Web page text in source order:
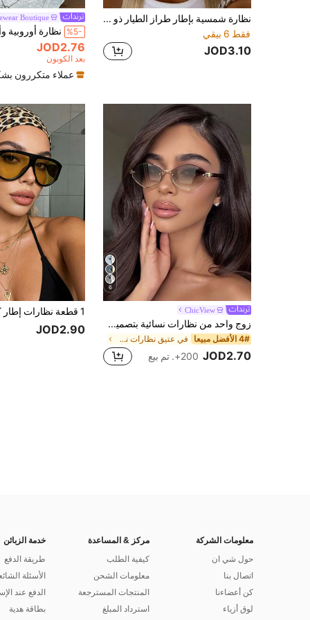
نظارة شمسية بإطار طراز الطيار ذو جسر واحد كبير الحجم، نظارات كاتي ريترو للجنسين للصيف والشاطئ والارتداء اليومي، بلون السلحفاة
فقط 6 بيقي
JOD3.10
Boutique
%5-
JOD2.76
بعد الكوبون
عملاء متكررون
6
ChicView
زوج واحد من نظارات نسائية بتصميم معين متدرج اللون الشاي، موضة للشاطئ والعطلات، أسلوب الشارع، مهرجان الموسيقى
4# الأفضل مبيعا في عتيق نظارات نسائية وإكسسوارات النظارات
JOD2.70 200+. تم بيع
JOD2.90
معلومات الشركة
حول شي ان
اتصال بنا
كن أعضاءنا
لوق أزياء
مركز & المساعدة
كيفية الطلب
معلومات الشحن
المنتجات المسترجعة
استرداد المبلغ
خدمة الزبائن
طريقة الدفع
الأسئلة
الدفع عند
بطاقة هدية